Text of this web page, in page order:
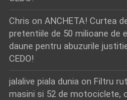
Chris on ANCHETA! Curtea
pretentiile de 50 milioane de
daune pentru abuzurile
CEDO!
jalalive piala dunia on Filtru
masini si 52 de motociclete,